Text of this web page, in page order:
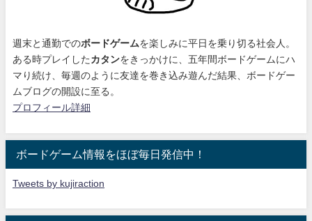
週末と通勤でのボードゲームを楽しみに平日を乗り切る社会人。
ある時プレイした カタンをきっかけに、 五年間ボードゲームにハ
マり続け 、毎週のように友達を巻き込み遊んだ結果、ボードゲー
ムブログの開設に至る。
プロフィール詳細
ボードゲーム情報をほぼ毎日発信中！
Tweets by kujiraction